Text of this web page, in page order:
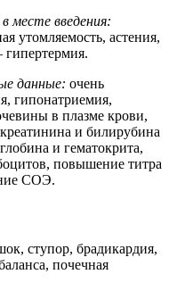
месте введения:
утомляемость, астения,
данные: очень
гипонатриемия,
в плазме крови,
и билирубина
и гематокрита,
повышение титра
СОЭ.
ступор, брадикардия,
почечная